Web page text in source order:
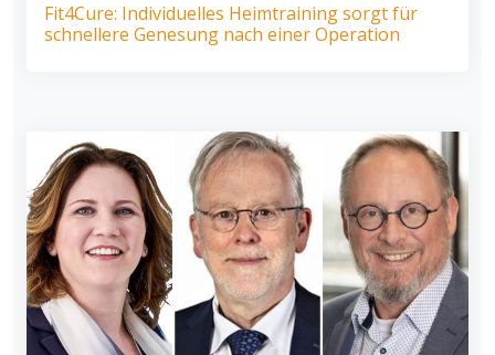
Fit4Cure: Individuelles Heimtraining sorgt für
schnellere Genesung nach einer Operation